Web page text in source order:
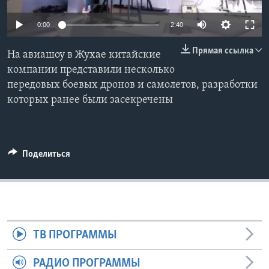
Learning English
СОЦИАЛЬНЫЕ СЕТИ
0:00 2:40
Прямая ссылка
На авиашоу в Жухае китайские
компании представили несколько
передовых боевых дронов и самолетов, разработки
которых ранее были засекречены
Поделиться
ТВ ПРОГРАММЫ
РАДИО ПРОГРАММЫ